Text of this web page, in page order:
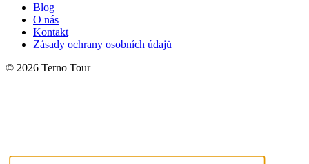
Blog
O nás
Kontakt
Zásady ochrany osobních údajů
© 2026 Terno Tour